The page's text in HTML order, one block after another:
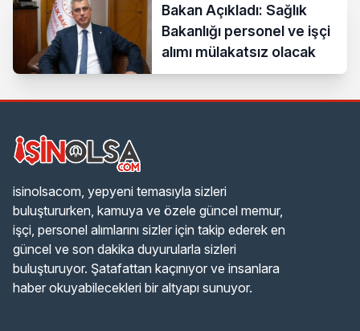
Bakan Açıkladı: Sağlık
Bakanlığı personel ve işçi
alımı mülakatsız olacak
isinolsacom, yepyeni temasıyla sizleri
buluştururken, kamuya ve özele güncel memur,
işçi, personel alımlarını sizler için takip ederek en
güncel ve son dakika duyurularla sizleri
buluşturuyor. Şatafattan kaçınıyor ve insanlara
haber okuyabilecekleri bir altyapı sunuyor.